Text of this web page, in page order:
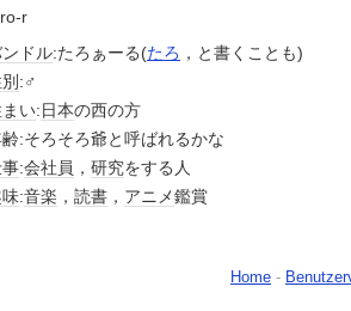
r
ドル:たろぁーる(たろ ，と書くことも)
:♂
い:日本の西の方
:そろそろ爺と呼ばれるかな
:会社員 ， 研究をする人
:音楽 ， 読書 ， アニメ鑑賞
Home -